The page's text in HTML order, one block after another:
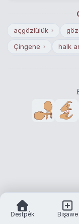
açgözlülük ›
Çingene › halk
Destpêk Bişawe